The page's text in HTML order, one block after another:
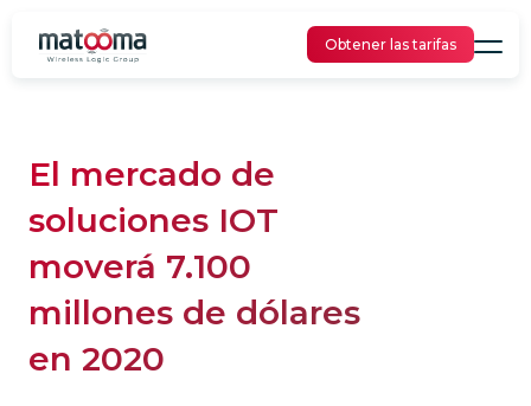
Obtener las tarifas
El mercado de
soluciones IOT
moverá 7.100
millones de dólares
en 2020